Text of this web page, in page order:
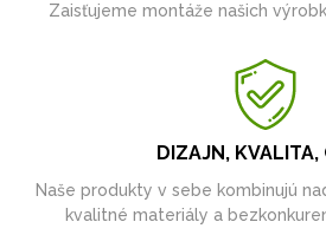
Zaisťujeme montáže našich
DIZAJN, KVALITA,
Naše produkty v sebe kombinujú
kvalitné materiály a